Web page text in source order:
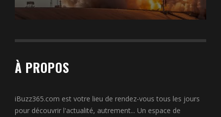
À PROPOS
iBuzz365.com est votre lieu de rendez-vous tous les jours
pour découvrir l'actualité, autrement... Un espace de